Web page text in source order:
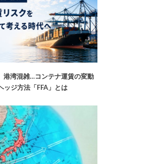
港湾混雑…コンテナ運賃の変動
ッジ方法「FFA」とは